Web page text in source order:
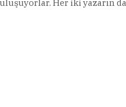
Her iki yazarın da